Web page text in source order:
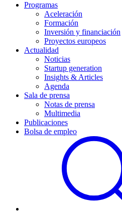
Programas
Aceleración
Formación
Inversión y financiación
Proyectos europeos
Actualidad
Noticias
Startup generation
Insights & Articles
Agenda
Sala de prensa
Notas de prensa
Multimedia
Publicaciones
Bolsa de empleo